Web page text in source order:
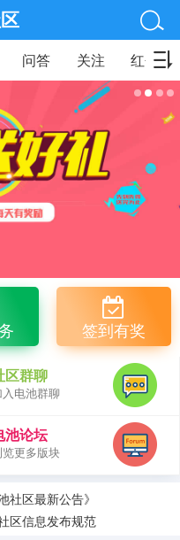
问答 关注 红包
签到有奖
区群聊
入电池群聊
池论坛
览更多版块
社区最新公告》
区信息发布规范